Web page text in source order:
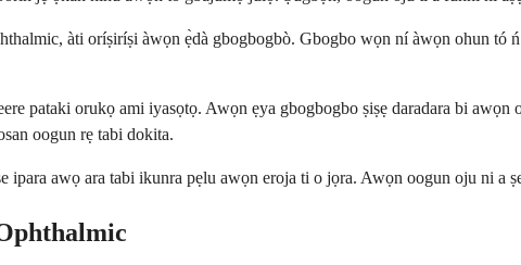
àti oríṣiríṣi àwọn ẹ̀dà gbogbogbò. Gbogbo wọn ní àwọn ohun tó
pataki orukọ ami iyasọtọ. Awọn ẹya gbogbogbo ṣiṣẹ daradara bi
oogun rẹ tabi dokita.
awọ ara tabi ikunra pẹlu awọn eroja ti o jọra. Awọn oogun oju ni a